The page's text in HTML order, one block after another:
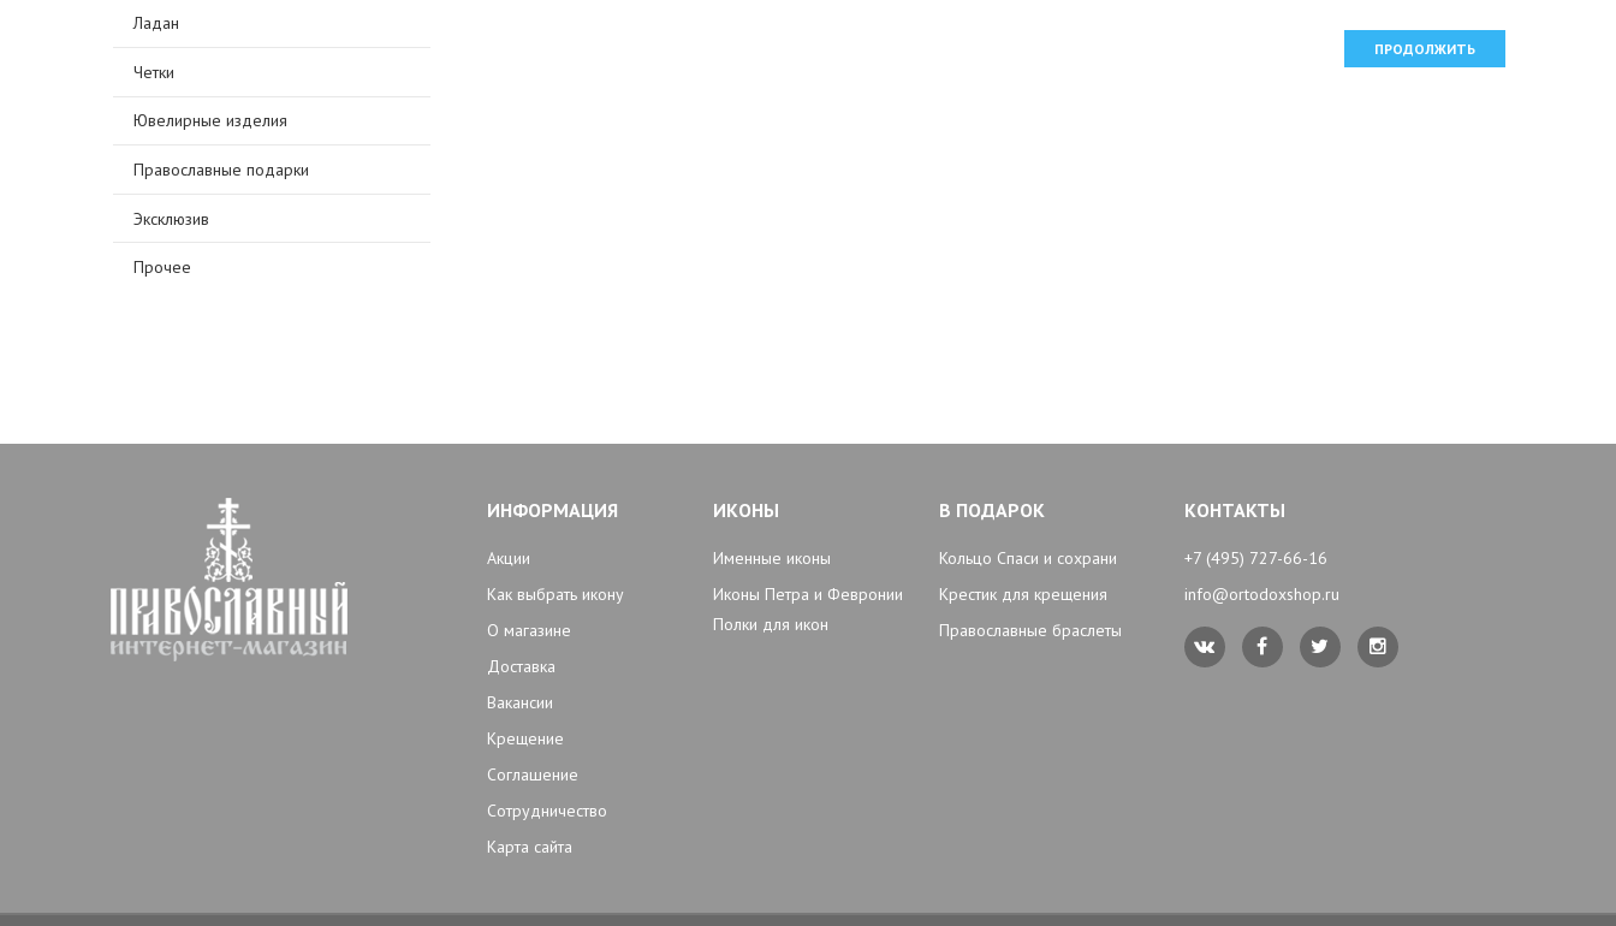
Ладан
Четки
Ювелирные изделия
Православные подарки
Эксклюзив
Прочее
ПРОДОЛЖИТЬ
ИНФОРМАЦИЯ
Акции
Как выбрать икону
О магазине
Доставка
Вакансии
Крещение
Соглашение
Сотрудничество
Карта сайта
ИКОНЫ
Именные иконы
Иконы Петра и Февронии
Полки для икон
В ПОДАРОК
Кольцо Спаси и сохрани
Крестик для крещения
Православные браслеты
КОНТАКТЫ
+7 (495) 727-66-16
info@ortodoxshop.ru